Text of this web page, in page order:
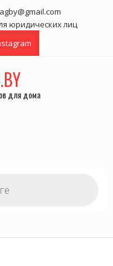
юридических лиц
для дома